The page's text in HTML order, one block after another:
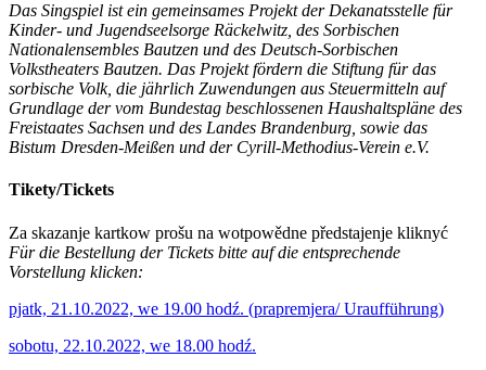
Das Singspiel ist ein gemeinsames Projekt der Dekanatsstelle für
Kinder- und Jugendseelsorge Räckelwitz, des Sorbischen
Nationalensembles Bautzen und des Deutsch-Sorbischen
Volkstheaters Bautzen. Das Projekt fördern die Stiftung für das
sorbische Volk, die jährlich Zuwendungen aus Steuermitteln auf
Grundlage der vom Bundestag beschlossenen Haushaltspläne des
Freistaates Sachsen und des Landes Brandenburg, sowie das
Bistum Dresden-Meißen und der Cyrill-Methodius-Verein e.V.
Tikety/Tickets
Za skazanje kartkow prošu na wotpowědne předstajenje kliknyć
Für die Bestellung der Tickets bitte auf die entsprechende
Vorstellung klicken:
pjatk, 21.10.2022, we 19.00 hodź. (prapremjera/ Uraufführung)
sobotu, 22.10.2022, we 18.00 hodź.